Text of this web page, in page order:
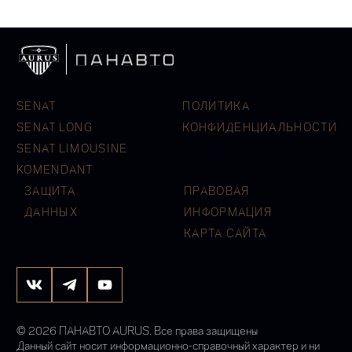
SENAT
SENAT LONG
SENAT LIMOUSINE
KOMENDANT
ПОЛИТИКА
КОНФИДЕНЦИАЛЬНОСТИ
ЗАЩИТА
ДАННЫХ
ПРАВОВАЯ
ИНФОРМАЦИЯ
КАРТА САЙТА
© 2026 ПАНАВТО AURUS. Все права защищены
Данный сайт носит информационно-справочный характер и ни